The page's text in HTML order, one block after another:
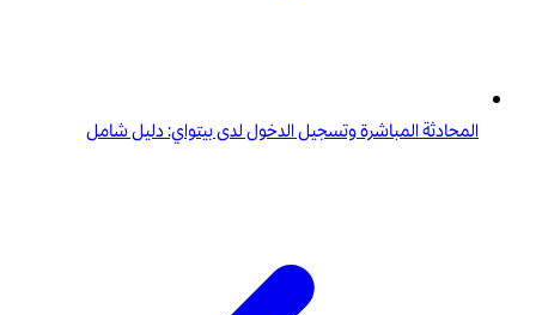
المحادثة المباشرة وتسجيل الدخول لدى بيتواي: دليل شامل